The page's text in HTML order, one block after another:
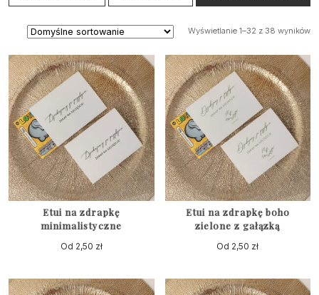
Wyświetlanie 1–32 z 38 wyników
Etui na zdrapkę
minimalistyczne
Od 2,50 zł
Etui na zdrapkę boho
zielone z gałązką
Od 2,50 zł